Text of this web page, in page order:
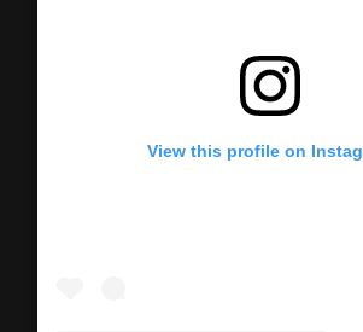
View this profile on